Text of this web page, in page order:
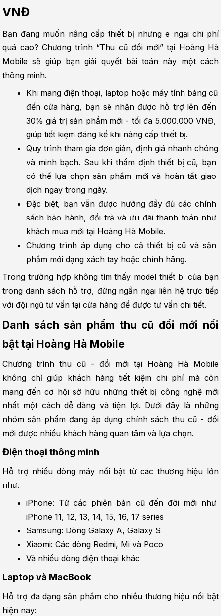
VNĐ
Bạn đang muốn nâng cấp thiết bị nhưng e ngại chi phí
quá cao? Chương trình “Thu cũ đổi mới” tại Hoàng Hà
Mobile sẽ giúp bạn giải quyết bài toán này một cách
thông minh.
Khi mang điện thoại, laptop hoặc máy tính bảng cũ
đến cửa hàng, bạn sẽ nhận được hỗ trợ lên đến
30% giá trị sản phẩm mới - tối đa 5.000.000 VNĐ,
giúp tiết kiệm đáng kể khi nâng cấp thiết bị.
Quy trình tham gia đơn giản, định giá nhanh chóng
và minh bạch. Sau khi thẩm định thiết bị cũ, bạn
có thể lựa chọn sản phẩm mới và hoàn tất giao
dịch ngay trong ngày.
Đặc biệt, bạn vẫn được hưởng đầy đủ các chính
sách bảo hành, đổi trả và ưu đãi thanh toán như
khách mua mới tại Hoàng Hà Mobile.
Chương trình áp dụng cho cả thiết bị cũ và sản
phẩm mới dạng xách tay hoặc chính hãng.
Trong trường hợp không tìm thấy model thiết bị của bạn
trong danh sách hỗ trợ, đừng ngần ngại liên hệ trực tiếp
với đội ngũ tư vấn tại cửa hàng để được tư vấn chi tiết.
Danh sách sản phẩm thu cũ đổi mới nổi
bật tại Hoàng Hà Mobile
Chương trình thu cũ - đổi mới tại Hoàng Hà Mobile
không chỉ giúp khách hàng tiết kiệm chi phí mà còn
mang đến cơ hội sở hữu những thiết bị công nghệ mới
nhất một cách dễ dàng và tiện lợi. Dưới đây là những
nhóm sản phẩm đang áp dụng chính sách thu cũ - đổi
mới được nhiều khách hàng quan tâm và lựa chọn.
Điện thoại thông minh
Hỗ trợ nhiều dòng máy nổi bật từ các thương hiệu lớn
như:
iPhone: Từ các phiên bản cũ đến đời mới như
iPhone 11, 12, 13, 14, 15, 16, 17 series
Samsung: Dòng Galaxy A, Galaxy S
Xiaomi: Các dòng Redmi, Mi và Poco
Và nhiều dòng điện thoại khác
Laptop và MacBook
Hỗ trợ đa dạng sản phẩm cho nhiều thương hiệu nổi bật
hiện nay: